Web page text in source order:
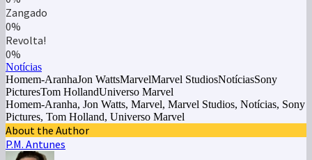
Zangado
0%
Revolta!
0%
Notícias
Homem-AranhaJon WattsMarvelMarvel StudiosNotíciasSony
PicturesTom HollandUniverso Marvel
Homem-Aranha, Jon Watts, Marvel, Marvel Studios, Notícias, Sony
Pictures, Tom Holland, Universo Marvel
About the Author
P.M. Antunes